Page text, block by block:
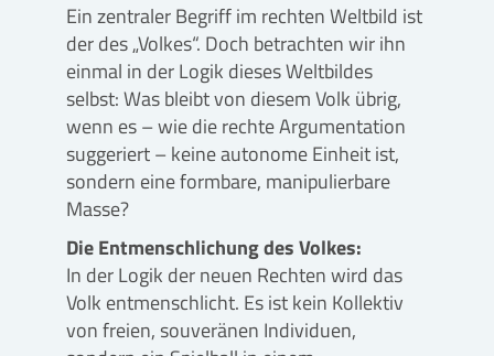
Ein zentraler Begriff im rechten Weltbild ist
der des „Volkes“. Doch betrachten wir ihn
einmal in der Logik dieses Weltbildes
selbst: Was bleibt von diesem Volk übrig,
wenn es – wie die rechte Argumentation
suggeriert – keine autonome Einheit ist,
sondern eine formbare, manipulierbare
Masse?
Die Entmenschlichung des Volkes:
In der Logik der neuen Rechten wird das
Volk entmenschlicht. Es ist kein Kollektiv
von freien, souveränen Individuen,